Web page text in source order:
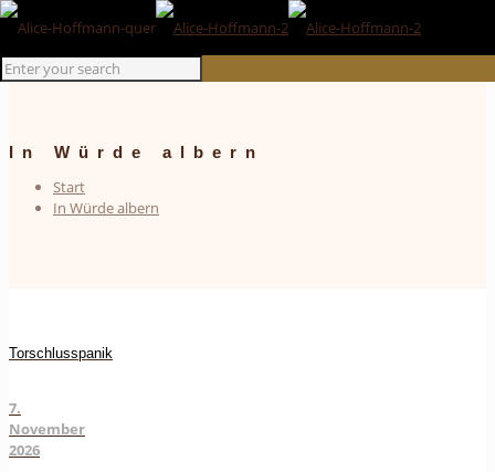
In Würde albern
Start
In Würde albern
Torschlusspanik
7.
November
2026